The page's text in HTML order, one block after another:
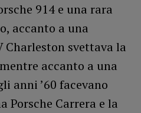
914 e una rara
accanto a una
Charleston svettava la
accanto a una
anni ’60 facevano
Porsche Carrera e la